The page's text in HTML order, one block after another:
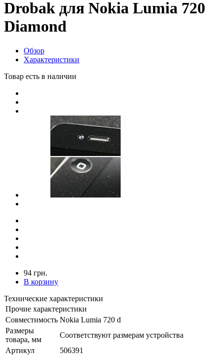
Drobak для Nokia Lumia 720
Diamond
Обзор
Характеристики
Товар есть в наличии
94 грн.
В корзину
Технические характеристики
Прочие характеристики
Совместимость Nokia Lumia 720 d
Размеры
товара, мм
Соответствуют размерам устройства
Артикул
506391